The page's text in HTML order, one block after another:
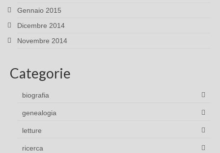
Gennaio 2015
Dicembre 2014
Novembre 2014
Categorie
biografia
genealogia
letture
ricerca